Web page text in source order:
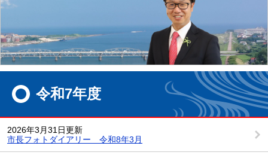
令和7年度
2026年3月31日更新
市長フォトダイアリー 令和8年3月